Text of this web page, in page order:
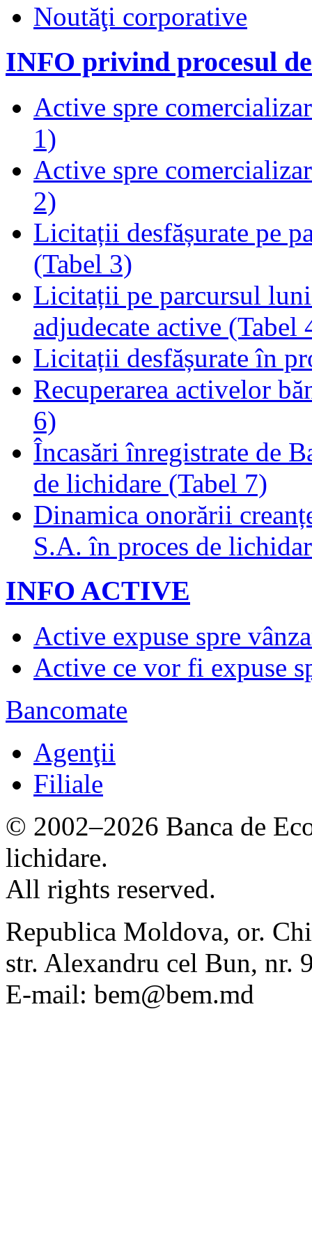
Noutăţi corporative
INFO privind procesul
Active spre
1)
Active spre
2)
Licitații desfășurate pe
(Tabel 3)
Licitații pe parcursul
adjudecate active (Tabel
Licitații desfășurate în
Recuperarea activelor
6)
Încasări înregistrate de
de lichidare (Tabel 7)
Dinamica onorării
S.A. în proces de
INFO ACTIVE
Active expuse spre
Active ce vor fi expuse
Bancomate
Agenţii
Filiale
© 2002–2026 Banca de
lichidare.
All rights reserved.
Republica Moldova, or.
str. Alexandru cel Bun, nr.
E-mail: bem@bem.md